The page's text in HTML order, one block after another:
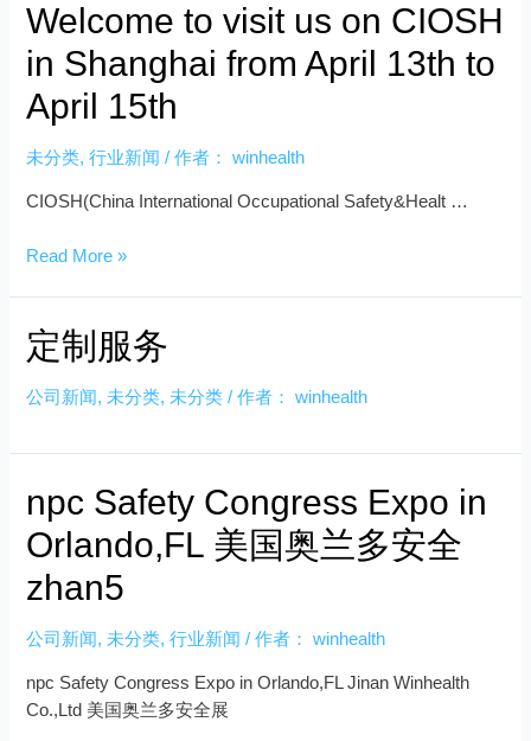
Welcome to visit us on CIOSH
in Shanghai from April 13th to
April 15th
未分类,行业新闻 / 作者： winhealth
CIOSH(China International Occupational Safety&Healt …
Read More »
定制服务
公司新闻,未分类,未分类 / 作者： winhealth
npc Safety Congress Expo in
Orlando,FL 美国奥兰多安全
zhan5
公司新闻,未分类,行业新闻 / 作者： winhealth
npc Safety Congress Expo in Orlando,FL Jinan Winhealth
Co.,Ltd 美国奥兰多安全展